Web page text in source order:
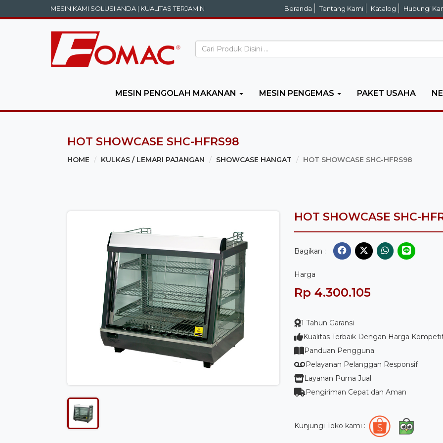
MESIN KAMI SOLUSI ANDA | KUALITAS TERJAMIN Beranda Tentang Kami Katalog Hubungi
MESIN PENGOLAH MAKANAN MESIN PENGEMAS PAKET USAHA
HOT SHOWCASE SHC-HFRS98
HOME KULKAS / LEMARI PAJANGAN SHOWCASE HANGAT HOT SHOWCASE SHC-HFRS98
HOT SHOWCASE SHC-
Bagikan :
Harga
Rp 4.300.105
1 Tahun Garansi
Kualitas Terbaik Dengan Harga
Panduan Pengguna
Pelayanan Pelanggan Responsif
Layanan Purna Jual
Pengiriman Cepat dan Aman
Kunjungi Toko kami :